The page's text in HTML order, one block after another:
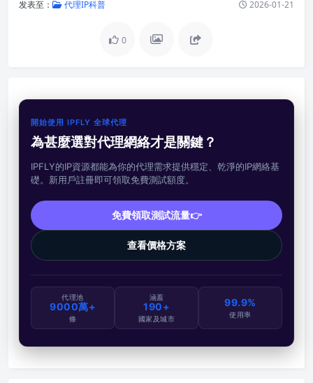
发表至： 代理IP科普 2026-01-21
0
開始使用 IPFLY 全球代理
為甚麼選對代理網絡才是關鍵？
IPFLY的IP資源都能為你的代理需求提供穩定、乾淨的IP網絡基
礎。新用戶註冊即可領取免費測試額度。
免費領取測試流量👉
查看價格方案
代理池
9000萬+
條
涵蓋
190+
國家及城市
99.9%
使用率